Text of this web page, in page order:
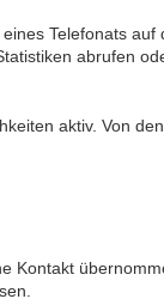
Telefonats auf
abrufen
aktiv. Von
Kontakt